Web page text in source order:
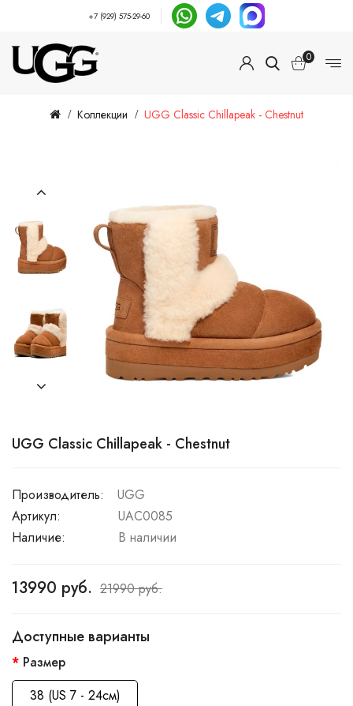
+7 (929) 575-29-60
0
Коллекции UGG Classic Chillapeak - Chestnut
UGG Classic Chillapeak - Chestnut
Производитель:
UGG
Артикул:
UAC0085
Наличие:
В наличии
13990 руб. 21990 руб.
Доступные варианты
Размер
38 (US 7 - 24см)